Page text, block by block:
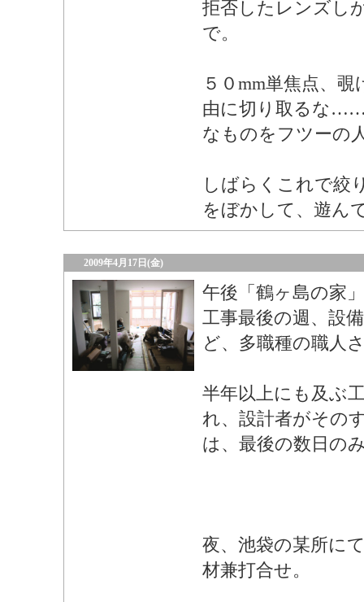
拒否したレンズし
で。
５０mm単焦点、
由に切り取るな
なものをフツーの
しばらくこれで絞
をぼかして、遊ん
2009年4月17日(金)
午後「鶴ヶ島の家
工事最後の週、設
ど、多職種の職人
半年以上にも及ぶ
れ、設計者がその
は、最後の数日の
夜、池袋の某所に
材兼打合せ。